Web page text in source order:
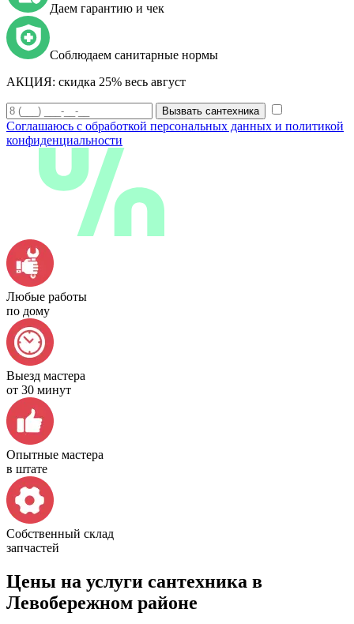
Даем гарантию и чек
Соблюдаем санитарные нормы
АКЦИЯ: скидка 25% весь август
Вызвать сантехника
Соглашаюсь с обработкой персональных данных и политикой
конфиденциальности
Любые работы
по дому
Выезд мастера
от 30 минут
Опытные мастера
в штате
Собственный склад
запчастей
Цены на услуги сантехника в
Левобережном районе